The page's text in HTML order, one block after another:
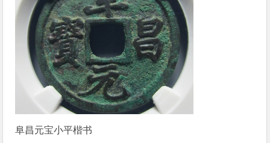
阜昌元宝小平楷书